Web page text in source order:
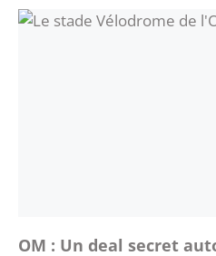
OM : Un deal secret